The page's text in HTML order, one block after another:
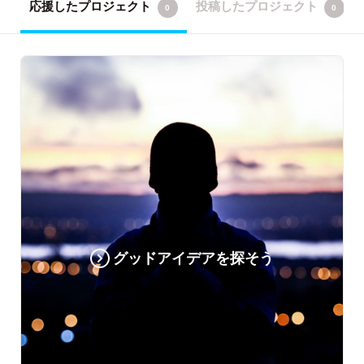
応援したプロジェクト 0 投稿したプロジェクト 0
グッドアイデアを探そう